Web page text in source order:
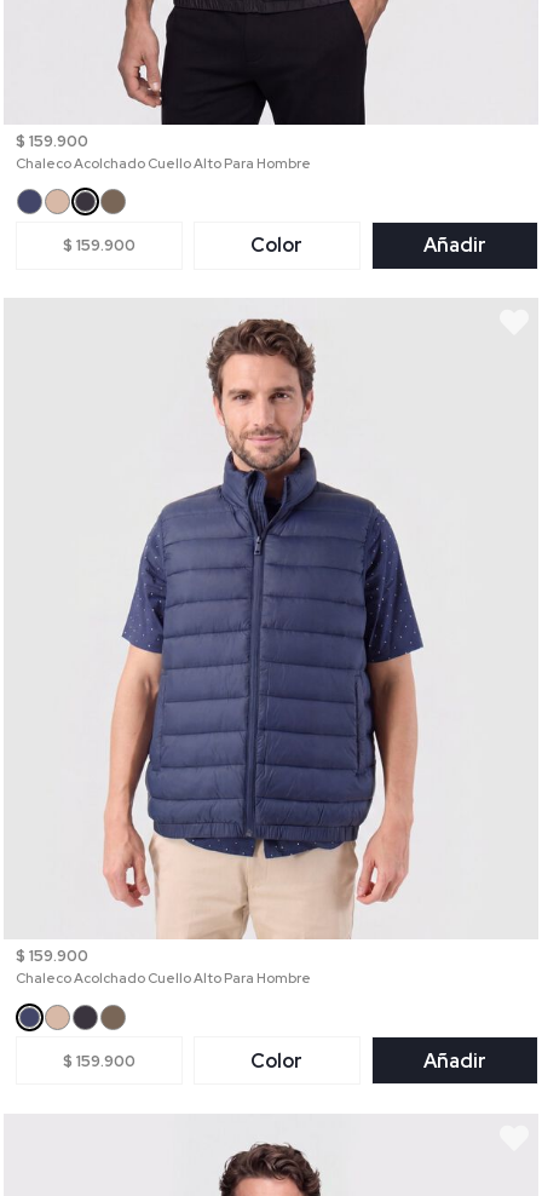
$ 159.900
Chaleco Acolchado Cuello Alto Para Hombre
$ 159.900 Color Añadir
$ 159.900
Chaleco Acolchado Cuello Alto Para Hombre
$ 159.900 Color Añadir